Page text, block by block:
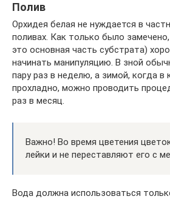
Полив
Орхидея белая не нуждается в
поливах. Как только было
это основная часть субстрата)
начинать манипуляцию. В зной
пару раз в неделю, а зимой, когда
прохладно, можно проводить
раз в месяц.
Важно! Во время цветения
лейки и не переставляют его с
Вода должна использоваться